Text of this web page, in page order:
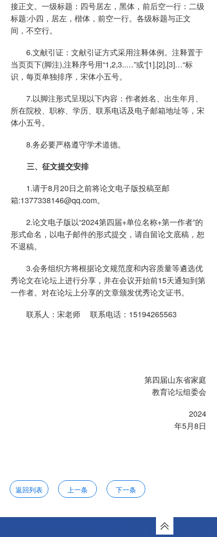
接正文。一级标题：四号居左，黑体，前后空一行：二级
标题:小四，居左，楷体，前空一行。各级标题与正文
间，不空行。
6.文献引证：文献引证方式采用注释体例。注释置于
当页页下(脚注),注释序号用“1,2,3..…”或“[1].[2],[3]…“标
识，每页单独排序，宋体小五号。
7.以脚注形式呈现以下内容：作者姓名、出生年月、
所在院校、职称、学历、联系电话及电子邮箱地址等，宋
体小五号。
8.务必要严格遵守学术道德。
三、征文提交安排
1.请于8月20日之前将论文电子版投稿至邮
箱:1377338146@qq.com。
2.论文电子版以“2024第四届+单位名称+第一作者”的
形式命名，以电子邮件的形式提交，请自留论文底稿，恕
不退稿。
3.会务组织方将根据论文规范度和内容质量等遴选优
秀论文在论坛上进行分享，并在会议开始前15天通知到第
一作者。对在论坛上分享的文章颁发优秀论文证书。
联系人：宋老师
联系电话： 15194265563
第四届山东省家庭
教育论坛组委会
2024
年5月8日
返回列表 上一条 下一条